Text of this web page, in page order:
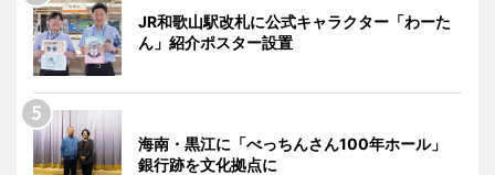
JR和歌山駅改札に公式キャラクター「わーた
ん」紹介ポスター設置
海南・黒江に「べっちんさん100年ホール」
銀行跡を文化拠点に